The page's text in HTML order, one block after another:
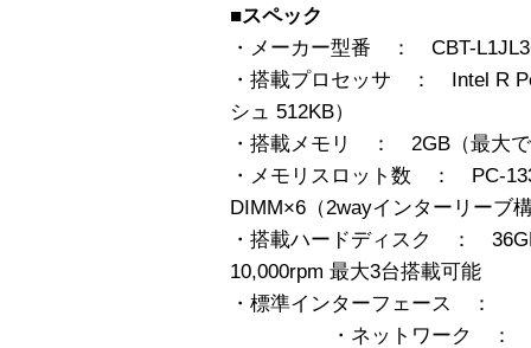
■スペック
・メーカー型番 ： CBT-
・搭載プロセッサ ： Intel R
シュ 512KB）
・搭載メモリ ： 2GB（最大で
・メモリスロット数 ： PC-
DIMM×6（2wayインターリーブ
・搭載ハードディスク ：
10,000rpm 最大3台搭載可能
・標準インターフェース ：
・ネットワーク ： 10/